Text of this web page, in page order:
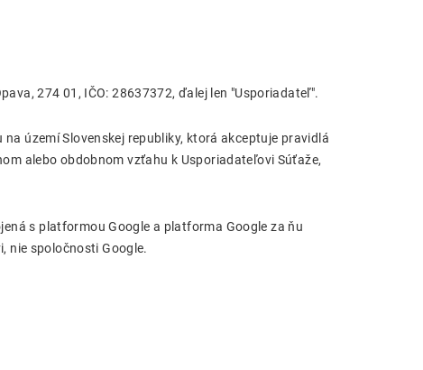
274 01, IČO: 28637372, ďalej len "Usporiadateľ".
území Slovenskej republiky, ktorá akceptuje pravidlá
alebo obdobnom vzťahu k Usporiadateľovi Súťaže,
s platformou Google a platforma Google za ňu
nie spoločnosti Google.